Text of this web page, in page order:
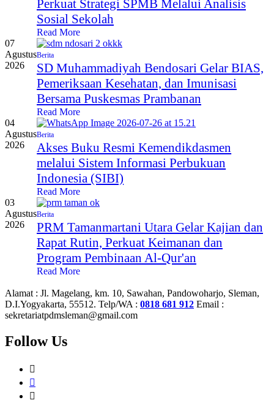
Perkuat Strategi SPMB Melalui Analisis
Sosial Sekolah
Read More
07
Agustus
2026
Berita
SD Muhammadiyah Bendosari Gelar BIAS,
Pemeriksaan Kesehatan, dan Imunisasi
Bersama Puskesmas Prambanan
Read More
04
Agustus
2026
Berita
Akses Buku Resmi Kemendikdasmen
melalui Sistem Informasi Perbukuan
Indonesia (SIBI)
Read More
03
Agustus
2026
Berita
PRM Tamanmartani Utara Gelar Kajian dan
Rapat Rutin, Perkuat Keimanan dan
Program Pembinaan Al-Qur'an
Read More
Alamat : Jl. Magelang, km. 10, Sawahan, Pandowoharjo, Sleman,
D.I.Yogyakarta, 55512. Telp/WA : 0818 681 912 Email :
sekretariatpdmsleman@gmail.com
Follow Us